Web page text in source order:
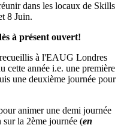
dans les locaux de Skills
8 Juin.
à présent ouvert!
à l'EAUG Londres
cette année i.e. une première
une deuxième journée pour
animer une demi journée
la 2ème journée (en